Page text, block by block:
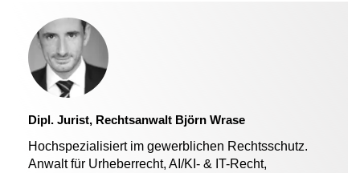
Dipl. Jurist, Rechtsanwalt Björn Wrase
Hochspezialisiert im gewerblichen Rechtsschutz.
Anwalt für Urheberrecht, AI/KI- & IT-Recht,